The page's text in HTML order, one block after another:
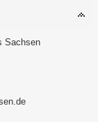
Sachsen